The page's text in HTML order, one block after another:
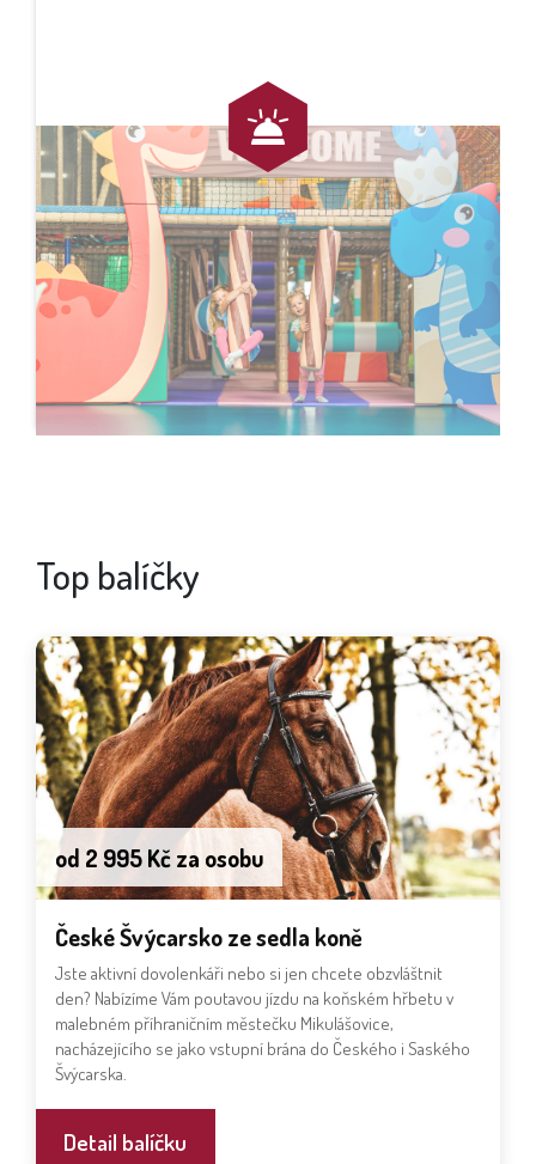
Top balíčky
České Švýcarsko ze sedla koně
Jste aktivní dovolenkáři nebo si jen chcete obzvláštnit
den? Nabízíme Vám poutavou jízdu na koňském hřbetu v
malebném příhraničním městečku Mikulášovice,
nacházejícího se jako vstupní brána do Českého i Saského
Švýcarska.
od 2 995 Kč za osobu
Detail balíčku